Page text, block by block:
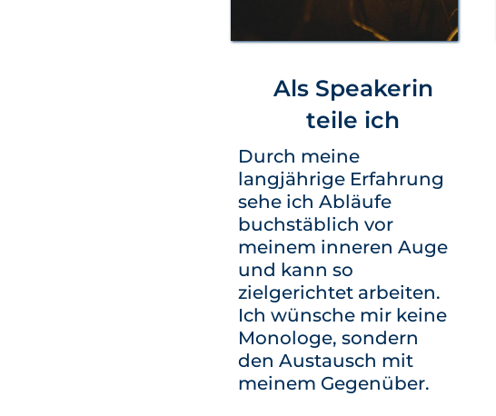
Als Speakerin
teile ich
Durch meine
langjährige Erfahrung
sehe ich Abläufe
buchstäblich vor
meinem inneren Auge
und kann so
zielgerichtet arbeiten.
Ich wünsche mir keine
Monologe, sondern
den Austausch mit
meinem Gegenüber.